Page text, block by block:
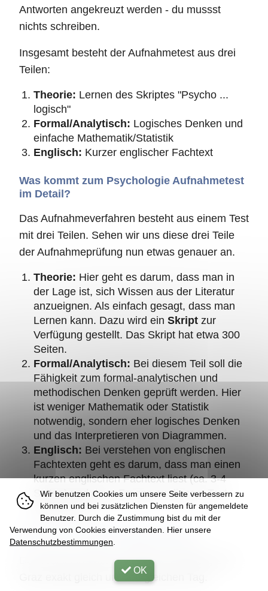
Antworten angekreuzt werden - du mussst
nichts schreiben.
Insgesamt besteht der Aufnahmetest aus drei
Teilen:
Theorie: Lernen des Skriptes "Psycho ...
logisch"
Formal/Analytisch: Logisches Denken und
einfache Mathematik/Statistik
Englisch: Kurzer englischer Fachtext
Was kommt zum Psychologie Aufnahmetest
im Detail?
Das Aufnahmeverfahren besteht aus einem Test
mit drei Teilen. Sehen wir uns diese drei Teile
der Aufnahmeprüfung nun etwas genauer an.
Theorie: Hier geht es darum, dass man in
der Lage ist, sich Wissen aus der Literatur
anzueignen. Als einfach gesagt, dass man
Lernen kann. Dazu wird ein Skript zur
Verfügung gestellt. Das Skript hat etwa 300
Seiten.
Formal/Analytisch: Bei diesem Teil soll die
Fähigkeit zum formal-analytischen und
methodischen Denken geprüft werden. Hier
ist weniger Mathematik oder Statistik
notwendig, sondern eher logisches Denken
und das Interpretieren von Diagrammen.
Englisch: Bei verstehen von englischen
Fachtexten geht es darum, dass man einen
kurzen englischen Fachtext liest (ca. 3-4
Seiten) und dann Fragen zu diesem Text
beantwortet.
Ist der Test in allen Städten gleich?
Der Test ist in Wien, Innsbruck, Salzburg und
Graz exakt gleich und am gleichen Tag.
Wir benutzen Cookies um unsere Seite verbessern zu
können und bei zusätzlichen Diensten für angemeldete
Benutzer. Durch die Zustimmung bist du mit der
Verwendung von Cookies einverstanden. Hier unsere
Datenschutzbestimmungen
OK